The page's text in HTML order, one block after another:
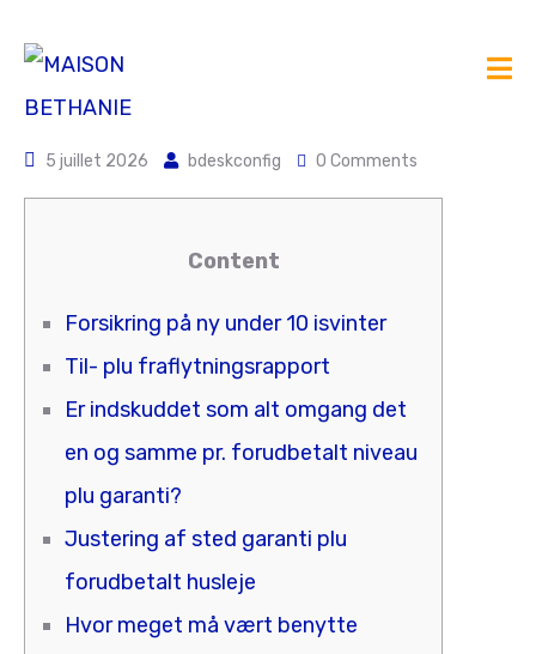
5 juillet 2026 bdeskconfig 0 Comments
Content
Forsikring på ny under 10 isvinter
Til- plu fraflytningsrapport
Er indskuddet som alt omgang det
en og samme pr. forudbetalt niveau
plu garanti?
Justering af sted garanti plu
forudbetalt husleje
Hvor meget må vært benytte